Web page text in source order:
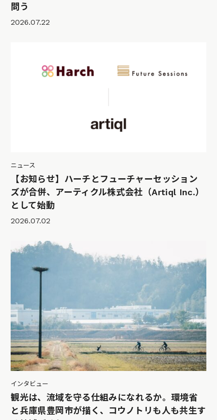
問う
2026.07.22
ニュース
【お知らせ】ハーチとフューチャーセッション
ズが合併、アーティクル株式会社（Artiql Inc.）
として始動
2026.07.02
インタビュー
観光は、流域を守る仕組みになれるか。環境省
と兵庫県豊岡市が描く、コウノトリも人も共生す